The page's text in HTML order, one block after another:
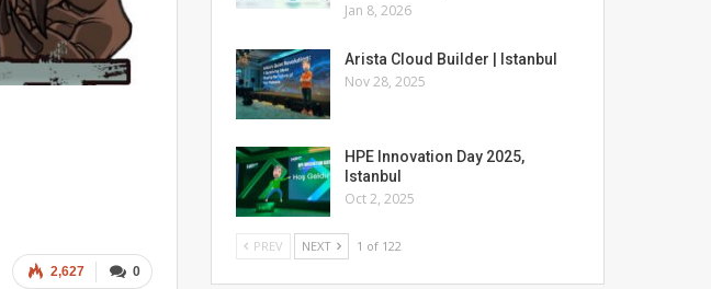
0
2,627
Jan 8, 2026
Arista Cloud Builder | Istanbul
Nov 28, 2025
HPE Innovation Day 2025,
Istanbul
Oct 2, 2025
PREV NEXT 1 of 122